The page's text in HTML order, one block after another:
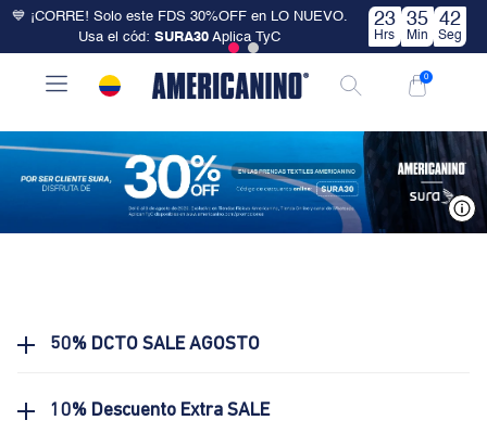
💙 ¡CORRE! Solo este FDS 30%OFF en LO NUEVO.
Usa el cód:SURA30 Aplica TyC
23
Hrs
35
Min
42
Seg
0
50% DCTO SALE AGOSTO
10% Descuento Extra SALE